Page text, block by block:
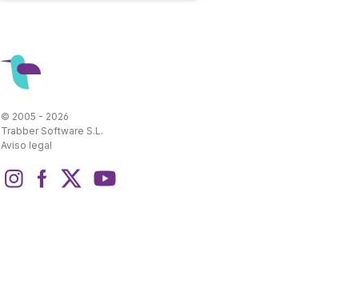
© 2005 - 2026
Trabber Software S.L.
Aviso legal